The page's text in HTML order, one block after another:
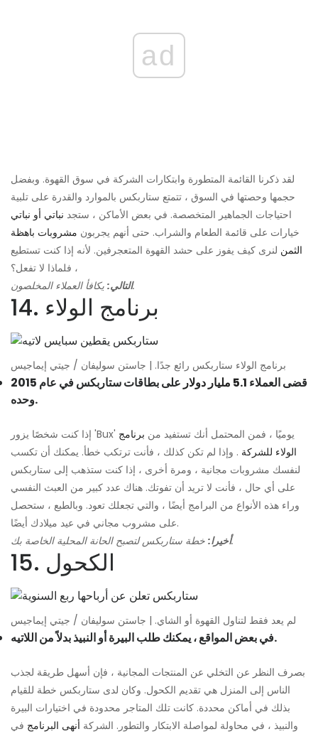
ad
لقد ذكرنا القائمة المتطورة وابتكارات الشركة في سوق القهوة. وبفضل
حجمها وحصتها في السوق ، تتمتع ستاربكس بالموارد والقدرة على تلبية
احتياجات الجماهير المتخصصة. في بعض الأماكن ، ستجد نباتي أو نباتي
خيارات على قائمة الطعام والشراب. حتى أنهم يجربون مشروبات باهظة
الثمن لنرى كيف يفوز على حشد القهوة المتعجرفين. لأنه إذا كنت تستطيع
، فلماذا لا تفعل؟
التالي:يكافأ العملاء المخلصون.
14. برنامج الولاء
برنامج الولاء ستاربكس رائع جدًا. | جاستن سوليفان / جيتي إيماجيس
قضى العملاء 5.1 مليار دولار
على بطاقات ستاربكس في عام 2015
وحده.
إذا كنت شخصًا يزور 'Bux' يوميًا ، فمن المحتمل أنك تستفيد من برنامج
الولاء للشركة . وإذا لم تكن كذلك ، فأنت ترتكب خطأ. يمكنك أن تكسب
لنفسك مشروبات مجانية ، ومرة ​​أخرى ، إذا كنت ستذهب إلى ستاربكس
على أي حال ، فأنت لا تريد أن تفوتك. هناك عدد كبير من العبث النفسي
وراء هذه الأنواع من البرامج أيضًا ، والتي تجعلك تعود. وبالطبع ، ستحصل
على مشروب مجاني في عيد ميلادك أيضًا.
أخيرا:خطة ستاربكس لتصبح الحانة المحلية الخاصة بك.
15. الكحول
لم يعد فقط لتناول القهوة أو الشاي. | جاستن سوليفان / جيتي إيماجيس
في بعض المواقع ، يمكنك طلب البيرة أو النبيذ بدلاً من اللاتيه.
بصرف النظر عن التخلي عن المنتجات المجانية ، فإن أسهل طريقة لجذب
الناس إلى المنزل هي تقديم الكحول. وكان لدى ستاربكس خطة للقيام
بذلك في أماكن محددة. كانت تلك المتاجر محدودة في اختيارات البيرة
والنبيذ ، في محاولة لمواصلة الابتكار والتطور. الشركة أنهى البرنامج في